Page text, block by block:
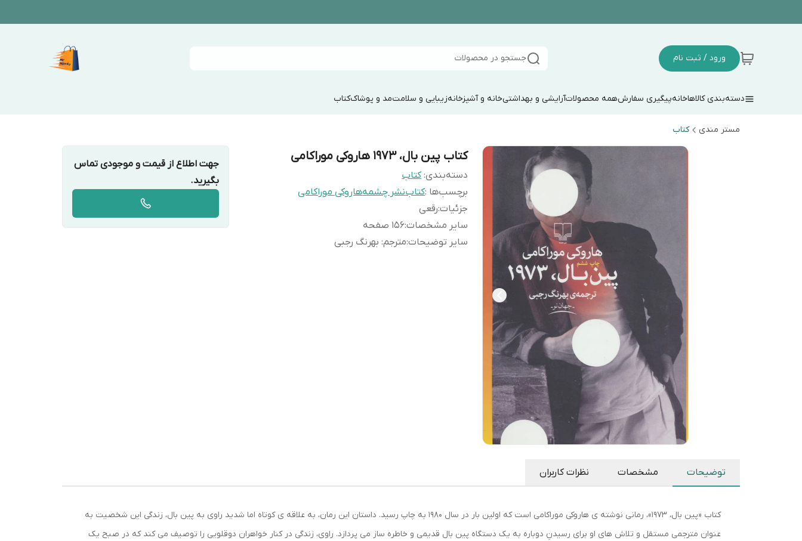
ورود / ثبت نام جستجو در محصولات
دسته‌بندی کالاهاخانهپیگیری سفارشهمه محصولاتآرایشی و بهداشتیخانه و آشپزخانهزیبایی و سلامتمد و پوشاککتاب
مستر مندی کتاب
کتاب پین بال، 1973 هاروکی موراکامی
دسته‌بندی:کتاب
برچسب‌ها :کتابنشر چشمههاروکی موراکامی
جزئیات:رقعی
سایر مشخصات:۱۵۶ صفحه
سایر توضیحات:مترجم: بهرنگ رجبی
جهت اطلاع از قیمت و موجودی تماس
بگیرید.
توضیحات مشخصات نظرات کاربران
کتاب «پین بال، 1973»، رمانی نوشته ی هاروکی موراکامی است که اولین بار در سال 1980 به چاپ رسید. داستان این رمان، به علاقه ی کوتاه اما شدید راوی به پین بال، زندگی این شخصیت به
عنوان مترجمی مستقل و تلاش های او برای رسیدنِ دوباره به یک دستگاه پین بال قدیمی و خاطره ساز می پردازد. راوی، زندگی در کنار خواهران دوقلویی را توصیف می کند که در صبح یک